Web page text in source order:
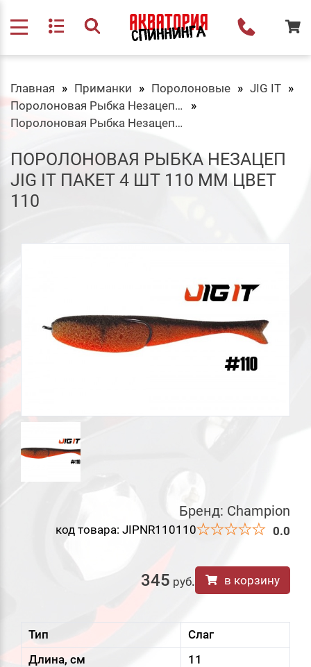
Главная Приманки Поролоновые
JIG IT
Поролоновая Рыбка Незацеп 110 мм
Поролоновая Рыбка Незацеп Jig It Пакет 4 шт 110 мм Цвет 110
ПОРОЛОНОВАЯ РЫБКА НЕЗАЦЕП
JIG IT ПАКЕТ 4 ШТ 110 ММ ЦВЕТ
110
Бренд: Champion
код товара: JIPNR110110 0.0
345 руб. в корзину
Тип
Слаг
Длина, см
11